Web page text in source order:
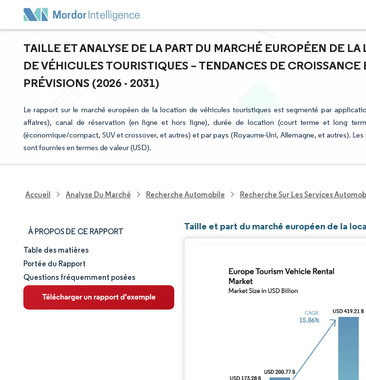
TAILLE ET ANALYSE DE LA PART DU MARCHÉ EUROPÉEN DE
DE VÉHICULES TOURISTIQUES – TENDANCES DE CROISSANCE
PRÉVISIONS (2026 - 2031)
Le rapport sur le marché européen de la location de véhicules touristiques est segmenté par
affaires), canal de réservation (en ligne et hors ligne), durée de location (court terme et long
(économique/compact, SUV et crossover, et autres) et par pays (Royaume-Uni, Allemagne, et autres).
sont fournies en termes de valeur (USD).
Accueil Analyse Du Marché Recherche Automobile Recherche Sur Les Services
À PROPOS DE CE RAPPORT
Taille et part de marché
Analyse du marché
Tendances et perspectives
Table des matières
Portée du Rapport
Questions fréquemment posées
Taille et part du marché européen de la
Image © Mordor